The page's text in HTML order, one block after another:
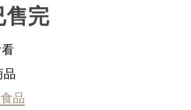
售完
品
品